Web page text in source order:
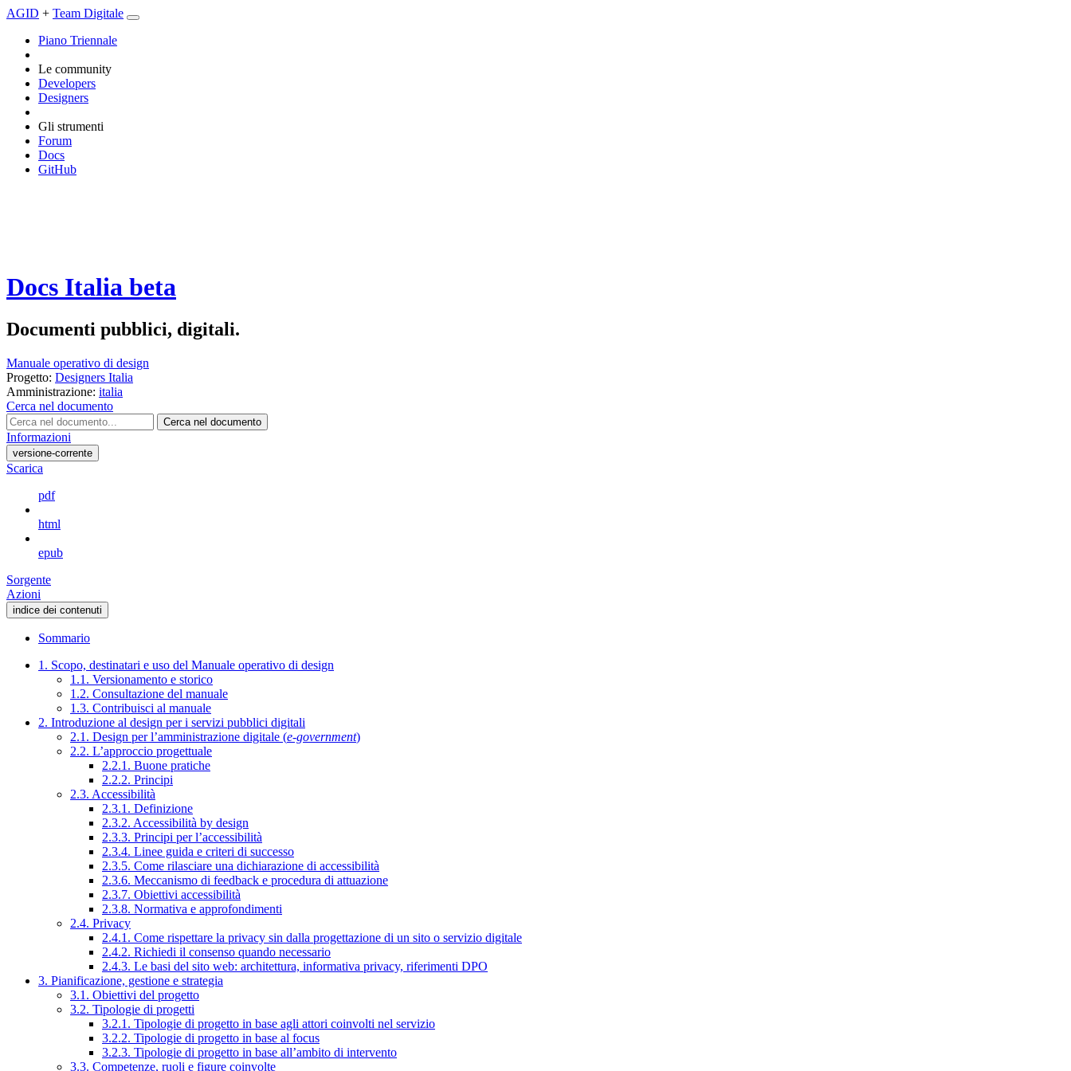
AGID + Team Digitale
Piano Triennale
Le community
Developers
Designers
Gli strumenti
Forum
Docs
GitHub
Docs Italia beta
Documenti pubblici, digitali.
Manuale operativo di design
Progetto: Designers Italia
Amministrazione: italia
Cerca nel documento
Cerca nel documento
Informazioni
versione-corrente
Scarica
pdf
html
epub
Sorgente
Azioni
indice dei contenuti
Sommario
1. Scopo, destinatari e uso del Manuale operativo di design
1.1. Versionamento e storico
1.2. Consultazione del manuale
1.3. Contribuisci al manuale
2. Introduzione al design per i servizi pubblici digitali
2.1. Design per l’amministrazione digitale (e-government)
2.2. L’approccio progettuale
2.2.1. Buone pratiche
2.2.2. Principi
2.3. Accessibilità
2.3.1. Definizione
2.3.2. Accessibilità by design
2.3.3. Principi per l’accessibilità
2.3.4. Linee guida e criteri di successo
2.3.5. Come rilasciare una dichiarazione di accessibilità
2.3.6. Meccanismo di feedback e procedura di attuazione
2.3.7. Obiettivi accessibilità
2.3.8. Normativa e approfondimenti
2.4. Privacy
2.4.1. Come rispettare la privacy sin dalla progettazione di un sito o servizio digitale
2.4.2. Richiedi il consenso quando necessario
2.4.3. Le basi del sito web: architettura, informativa privacy, riferimenti DPO
3. Pianificazione, gestione e strategia
3.1. Obiettivi del progetto
3.2. Tipologie di progetti
3.2.1. Tipologie di progetto in base agli attori coinvolti nel servizio
3.2.2. Tipologie di progetto in base al focus
3.2.3. Tipologie di progetto in base all’ambito di intervento
3.3. Competenze, ruoli e figure coinvolte